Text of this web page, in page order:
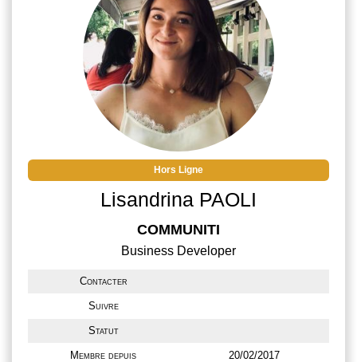
Hors Ligne
Lisandrina PAOLI
COMMUNITI
Business Developer
Contacter
Suivre
Statut
Membre depuis 20/02/2017